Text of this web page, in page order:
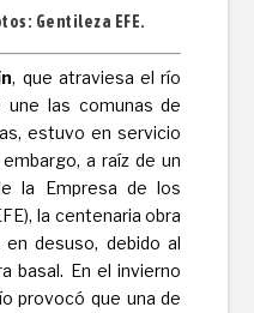
Gentileza EFE.
, que atraviesa el río
las comunas de
estuvo en servicio
a raíz de un
la Empresa de los
la centenaria obra
desuso, debido al
basal. En el invierno
provocó que una de